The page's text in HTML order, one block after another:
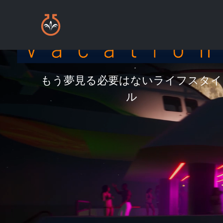
もう夢見る必要はないライフスタイ
ル